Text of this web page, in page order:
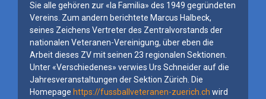
Sie alle gehören zur «la Familia» des 1949 gegründeten
Vereins. Zum andern berichtete Marcus Halbeck,
seines Zeichens Vertreter des Zentralvorstands der
nationalen Veteranen-Vereinigung, über eben die
Arbeit dieses ZV mit seinen 23 regionalen Sektionen.
Unter «Verschiedenes» verwies Urs Schneider auf die
Jahresveranstaltungen der Sektion Zürich. Die
Homepage https://fussballveteranen-zuerich.ch wird